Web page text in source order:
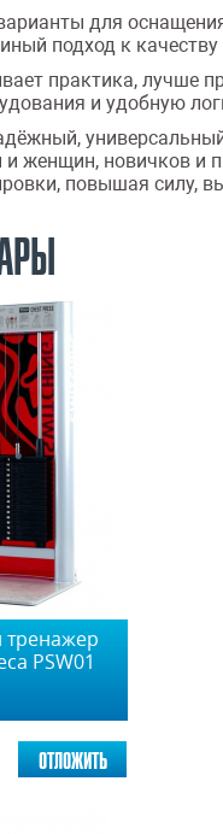
для
подход к
практика, лучше
и удобную
женщин, новичков и
повышая силу,
PSW01
отложить